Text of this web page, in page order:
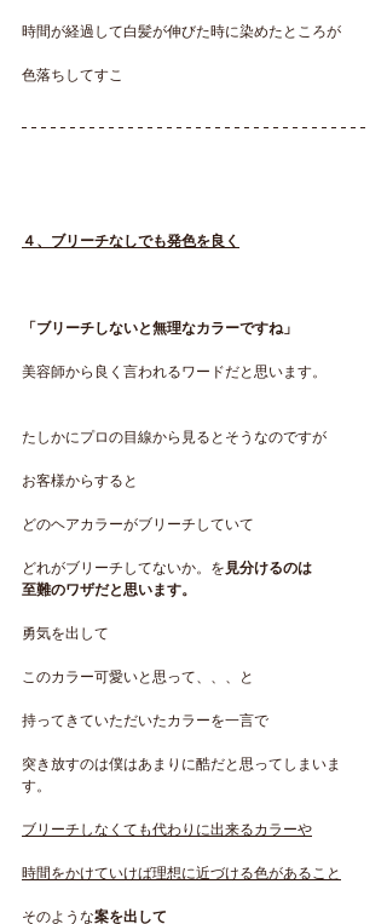
時間が経過して白髪が伸びた時に染めたところが
色落ちしてすこ
４、ブリーチなしでも発色を良く
「ブリーチしないと無理なカラーですね」
美容師から良く言われるワードだと思います。
たしかにプロの目線から見るとそうなのですが
お客様からすると
どのヘアカラーがブリーチしていて
どれがブリーチしてないか。を見分けるのは
至難のワザだと思います。
勇気を出して
このカラー可愛いと思って、、、と
持ってきていただいたカラーを一言で
突き放すのは僕はあまりに酷だと思ってしまいま
す。
ブリーチしなくても代わりに出来るカラーや
時間をかけていけば理想に近づける色があること
そのような案を出して